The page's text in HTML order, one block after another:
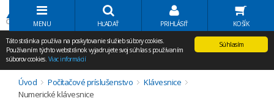
Volať Agem
MENU HĽADAŤ PRIHLÁSIŤ KOŠÍK
Súhlasím
Táto stránka používa na poskytovanie služieb súbory cookies.
Používaním týchto webstránok vyjadrujete svoj súhlas s používaním
súborov cookies. Viac informácií
Úvod Počítačové príslušenstvo
Klávesnice
Numerické klávesnice